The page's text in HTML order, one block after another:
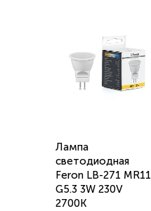
Лампа
светодиодная
Feron LB-271 MR11
G5.3 3W 230V
2700K